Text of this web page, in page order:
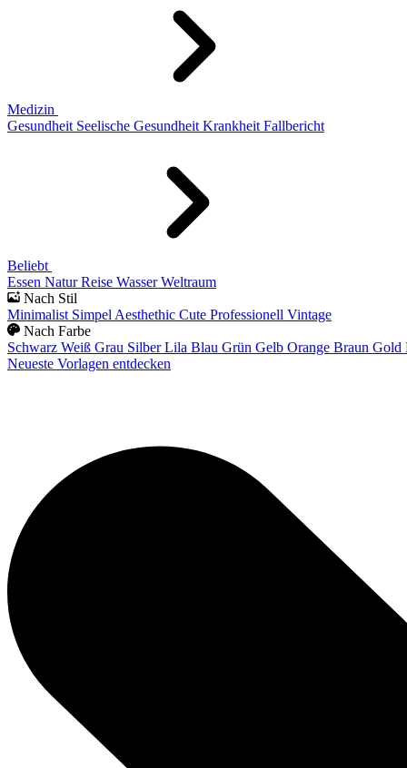
Medizin
Gesundheit Seelische Gesundheit Krankheit Fallbericht
Beliebt
Essen Natur Reise Wasser Weltraum
Nach Stil
Minimalist Simpel Aesthethic Cute Professionell Vintage
Nach Farbe
Schwarz Weiß Grau Silber Lila Blau Grün Gelb Orange Braun Gold
Neueste Vorlagen entdecken